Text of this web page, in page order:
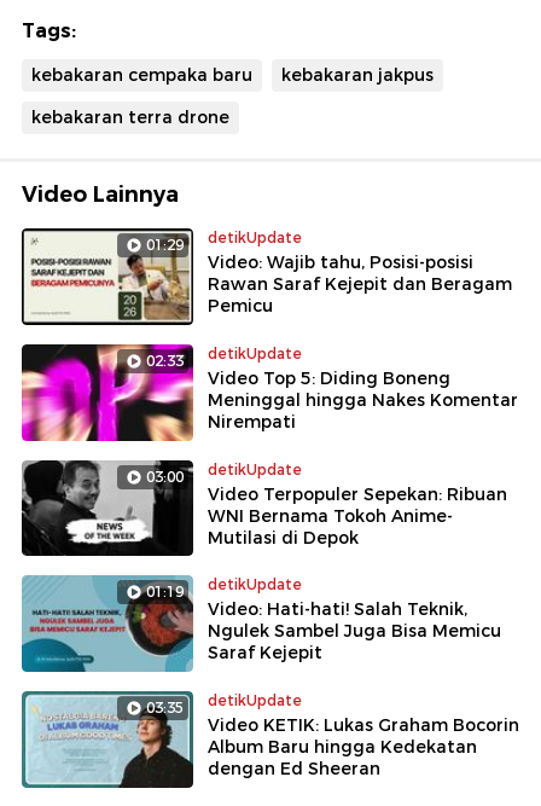
hingga pihak kepolisian yang masih berjaga di lokasi.
Tags:
kebakaran cempaka baru
kebakaran jakpus
kebakaran terra drone
Video Lainnya
01:29 detikUpdate
Video: Wajib tahu, Posisi-posisi
Rawan Saraf Kejepit dan Beragam
Pemicu
02:33 detikUpdate
Video Top 5: Diding Boneng
Meninggal hingga Nakes Komentar
Nirempati
03:00 detikUpdate
Video Terpopuler Sepekan: Ribuan
WNI Bernama Tokoh Anime-
Mutilasi di Depok
01:19 detikUpdate
Video: Hati-hati! Salah Teknik,
Ngulek Sambel Juga Bisa Memicu
Saraf Kejepit
03:35 detikUpdate
Video KETIK: Lukas Graham Bocorin
Album Baru hingga Kedekatan
dengan Ed Sheeran